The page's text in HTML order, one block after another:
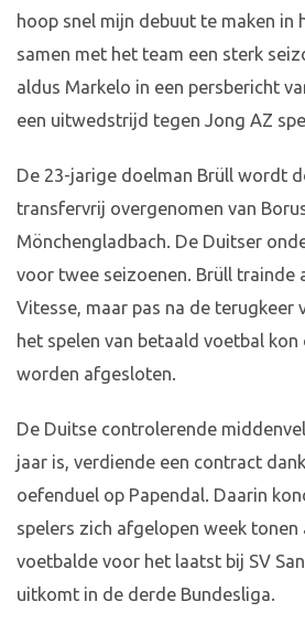
hoop snel mijn debuut te maken in
samen met het team een sterk
aldus Markelo in een persbericht
een uitwedstrijd tegen Jong AZ
De 23-jarige doelman Brüll wordt
transfervrij overgenomen van
Mönchengladbach. De Duitser
voor twee seizoenen. Brüll trainde
Vitesse, maar pas na de terugkeer
het spelen van betaald voetbal
worden afgesloten.
De Duitse controlerende
jaar is, verdiende een contract
oefenduel op Papendal. Daarin
spelers zich afgelopen week tonen
voetbalde voor het laatst bij SV
uitkomt in de derde Bundesliga.